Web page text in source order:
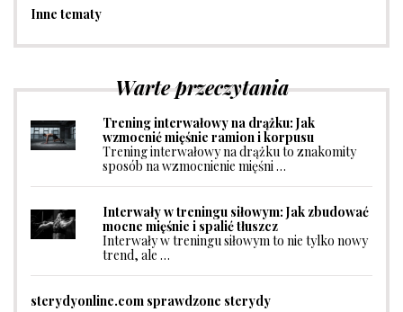
Inne tematy
Warte przeczytania
Trening interwałowy na drążku: Jak
wzmocnić mięśnie ramion i korpusu
Trening interwałowy na drążku to znakomity
sposób na wzmocnienie mięśni …
Interwały w treningu siłowym: Jak zbudować
mocne mięśnie i spalić tłuszcz
Interwały w treningu siłowym to nie tylko nowy
trend, ale …
sterydyonline.com sprawdzone sterydy